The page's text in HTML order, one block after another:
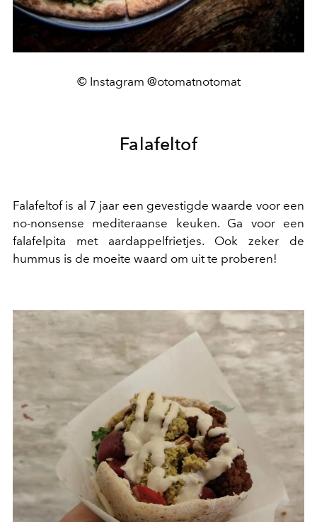
© Instagram @otomatnotomat
Falafeltof
Falafeltof is al 7 jaar een gevestigde waarde voor een
no-nonsense mediteraanse keuken. Ga voor een
falafelpita met aardappelfrietjes. Ook zeker de
hummus is de moeite waard om uit te proberen!